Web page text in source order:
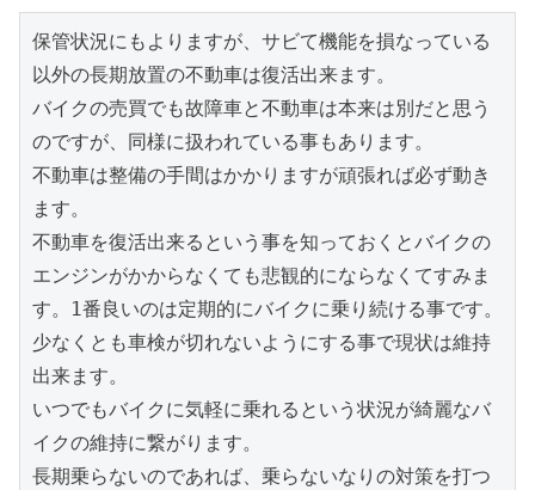
保管状況にもよりますが、サビて機能を損なっている
以外の長期放置の不動車は復活出来ます。
バイクの売買でも故障車と不動車は本来は別だと思う
のですが、同様に扱われている事もあります。
不動車は整備の手間はかかりますが頑張れば必ず動き
ます。
不動車を復活出来るという事を知っておくとバイクの
エンジンがかからなくても悲観的にならなくてすみま
す。1番良いのは定期的にバイクに乗り続ける事です。
少なくとも車検が切れないようにする事で現状は維持
出来ます。
いつでもバイクに気軽に乗れるという状況が綺麗なバ
イクの維持に繋がります。
長期乗らないのであれば、乗らないなりの対策を打つ